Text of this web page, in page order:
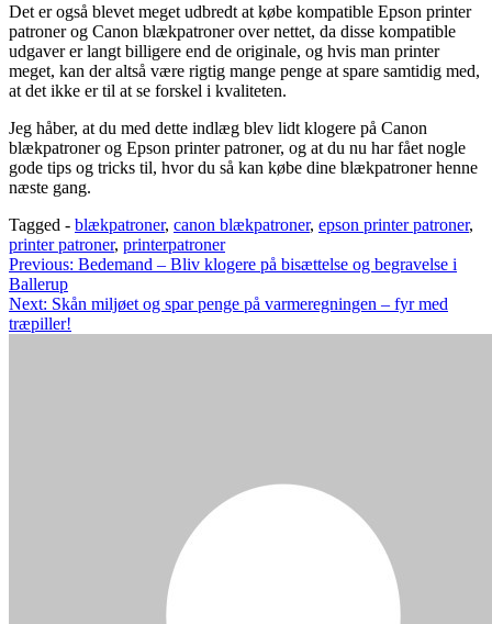
Det er også blevet meget udbredt at købe kompatible Epson printer
patroner og Canon blækpatroner over nettet, da disse kompatible
udgaver er langt billigere end de originale, og hvis man printer
meget, kan der altså være rigtig mange penge at spare samtidig med,
at det ikke er til at se forskel i kvaliteten.
Jeg håber, at du med dette indlæg blev lidt klogere på Canon
blækpatroner og Epson printer patroner, og at du nu har fået nogle
gode tips og tricks til, hvor du så kan købe dine blækpatroner henne
næste gang.
Tagged - blækpatroner, canon blækpatroner, epson printer patroner,
printer patroner, printerpatroner
Indlægsnavigation
Previous: Bedemand – Bliv klogere på bisættelse og begravelse i
Ballerup
Next: Skån miljøet og spar penge på varmeregningen – fyr med
træpiller!